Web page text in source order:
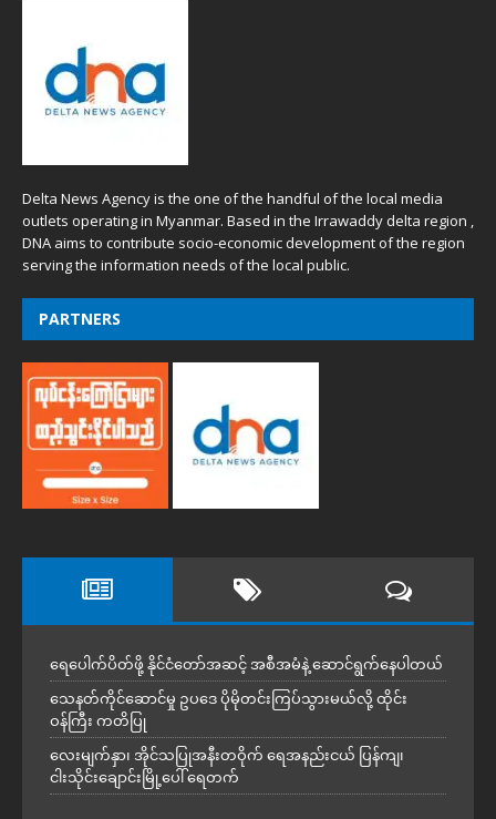
Delta News Agency is the one of the handful of the local media
outlets operating in Myanmar. Based in the Irrawaddy delta region ,
DNA aims to contribute socio-economic development of the region
serving the information needs of the local public.
PARTNERS
ရေပေါက်ပိတ်ဖို့ နိုင်ငံတော်အဆင့် အစီအမံနဲ့ ဆောင်ရွက်နေပါတယ်
သေနတ်ကိုင်ဆောင်မှု ဥပဒေ ပိုမိုတင်းကြပ်သွားမယ်လို့ ထိုင်း
ဝန်ကြီး ကတိပြု
လေးမျက်နှာ၊ အိုင်သပြုအနီးတဝိုက် ရေအနည်းငယ် ပြန်ကျ၊
ငါးသိုင်းချောင်းမြို့ပေါ် ရေတက်